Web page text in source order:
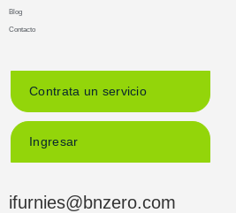
Blog
Contacto
Contrata un servicio
Ingresar
ifurnies@bnzero.com